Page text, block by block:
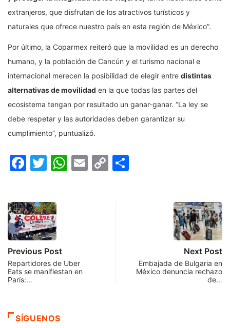
extranjeros, que disfrutan de los atractivos turísticos y
naturales que ofrece nuestro país en esta región de México”.
Por último, la Coparmex reiteró que la movilidad es un derecho
humano, y la población de Cancún y el turismo nacional e
internacional merecen la posibilidad de elegir entre distintas
alternativas de movilidad en la que todas las partes del
ecosistema tengan por resultado un ganar-ganar. “La ley se
debe respetar y las autoridades deben garantizar su
cumplimiento”, puntualizó.
Facebook
Twitter
WhatsApp
Email
Copy
Previous Post
Repartidores de Uber
Eats se manifiestan en
París:…
Next Post
Embajada de Bulgaria en
México denuncia rechazo
de…
SÍGUENOS